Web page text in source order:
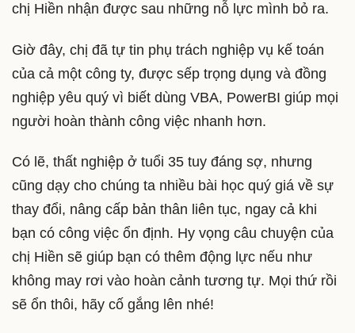
chị Hiền nhận được sau những nỗ lực mình bỏ ra.
Giờ đây, chị đã tự tin phụ trách nghiệp vụ kế toán
của cả một công ty, được sếp trọng dụng và đồng
nghiệp yêu quý vì biết dùng VBA, PowerBI giúp mọi
người hoàn thành công việc nhanh hơn.
Có lẽ, thất nghiệp ở tuổi 35 tuy đáng sợ, nhưng
cũng dạy cho chúng ta nhiều bài học quý giá về sự
thay đổi, nâng cấp bản thân liên tục, ngay cả khi
bạn có công việc ổn định. Hy vọng câu chuyện của
chị Hiền sẽ giúp bạn có thêm động lực nếu như
không may rơi vào hoàn cảnh tương tự. Mọi thứ rồi
sẽ ổn thôi, hãy cố gắng lên nhé!